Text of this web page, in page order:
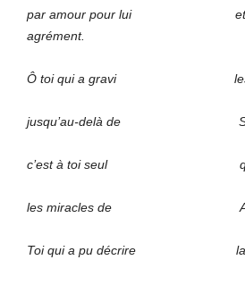
par amour pour lui et
agrément.
Ô toi qui a gravi les
jusqu’au-delà de
c’est à toi seul qu’ont
les miracles de Al-
Toi qui a pu décrire la